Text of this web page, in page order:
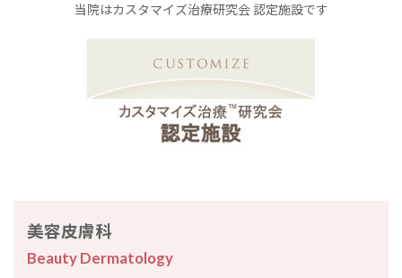
当院はカスタマイズ治療研究会 認定施設です
美容皮膚科
Beauty Dermatology